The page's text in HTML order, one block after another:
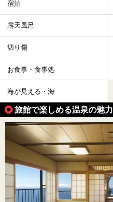
宿泊
露天風呂
切り傷
お食事・食事処
海が見える・海
旅館で楽しめる温泉の魅力